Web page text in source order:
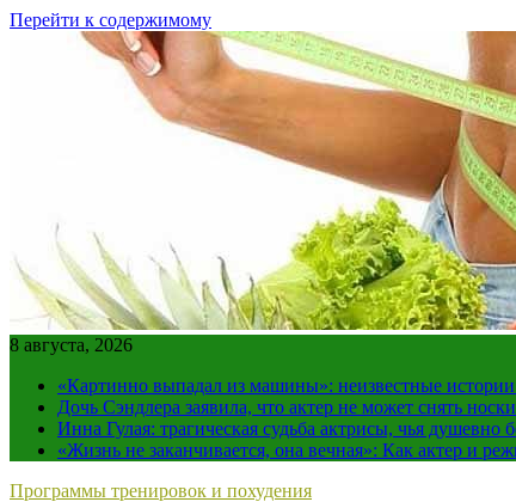
Перейти к содержимому
8 августа, 2026
«Картинно выпадал из машины»: неизвестные
Дочь Сэндлера заявила, что актер не может снять
Инна Гулая: трагическая судьба актрисы, чья душевно
«Жизнь не заканчивается, она вечная»: Как актер и
Программы тренировок и похудения